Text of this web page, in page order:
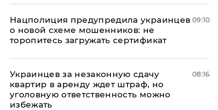
Нацполиция предупредила украинцев
о новой схеме мошенников: не
торопитесь загружать сертификат
09:10
Украинцев за незаконную сдачу
квартир в аренду ждет штраф, но
уголовную ответственность можно
избежать
08:16